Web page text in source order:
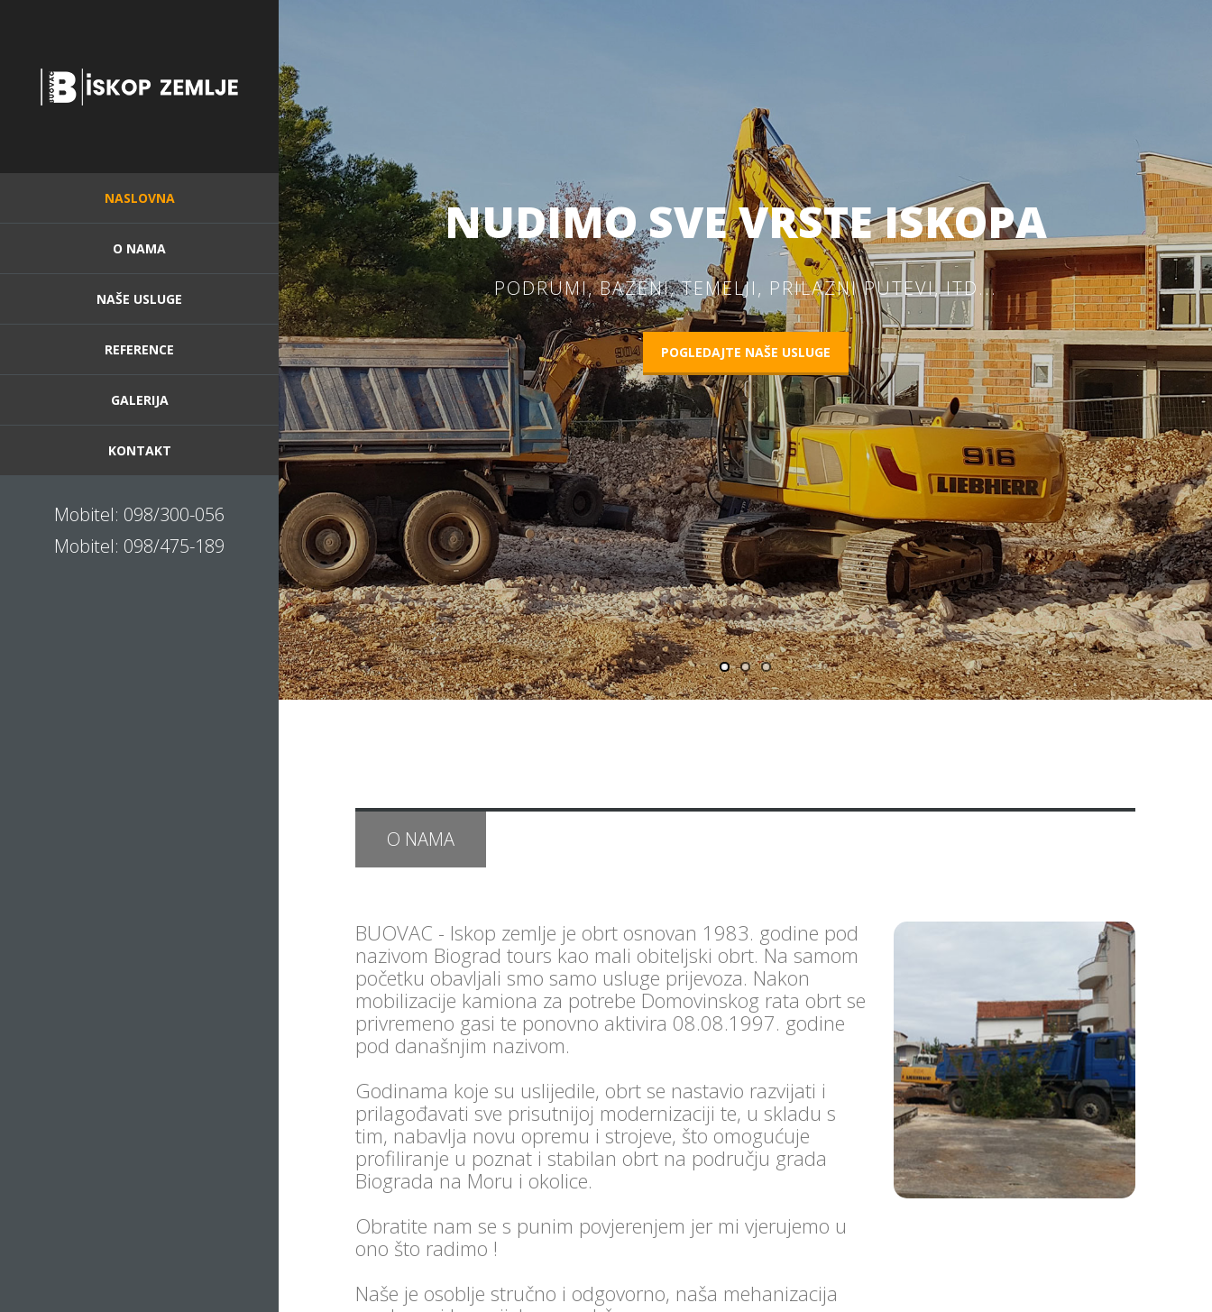
NASLOVNA
O NAMA
NAŠE USLUGE
REFERENCE
GALERIJA
KONTAKT
Mobitel: 098/300-056
Mobitel: 098/475-189
NUDIMO SVE VRSTE ISKOPA
PODRUMI, BAZENI, TEMELJI, PRILAZNI PUTEVI, ITD...
POGLEDAJTE NAŠE USLUGE
O NAMA
BUOVAC - Iskop zemlje je obrt osnovan 1983. godine pod
nazivom Biograd tours kao mali obiteljski obrt. Na samom
početku obavljali smo samo usluge prijevoza. Nakon
mobilizacije kamiona za potrebe Domovinskog rata obrt se
privremeno gasi te ponovno aktivira 08.08.1997. godine
pod današnjim nazivom.
Godinama koje su uslijedile, obrt se nastavio razvijati i
prilagođavati sve prisutnijoj modernizaciji te, u skladu s
tim, nabavlja novu opremu i strojeve, što omogućuje
profiliranje u poznat i stabilan obrt na području grada
Biograda na Moru i okolice.
Obratite nam se s punim povjerenjem jer mi vjerujemo u
ono što radimo !
Naše je osoblje stručno i odgovorno, naša mehanizacija